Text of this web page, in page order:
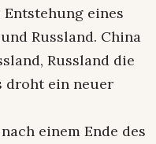
eines
Russland. China
Russland die
droht ein neuer
einem Ende des